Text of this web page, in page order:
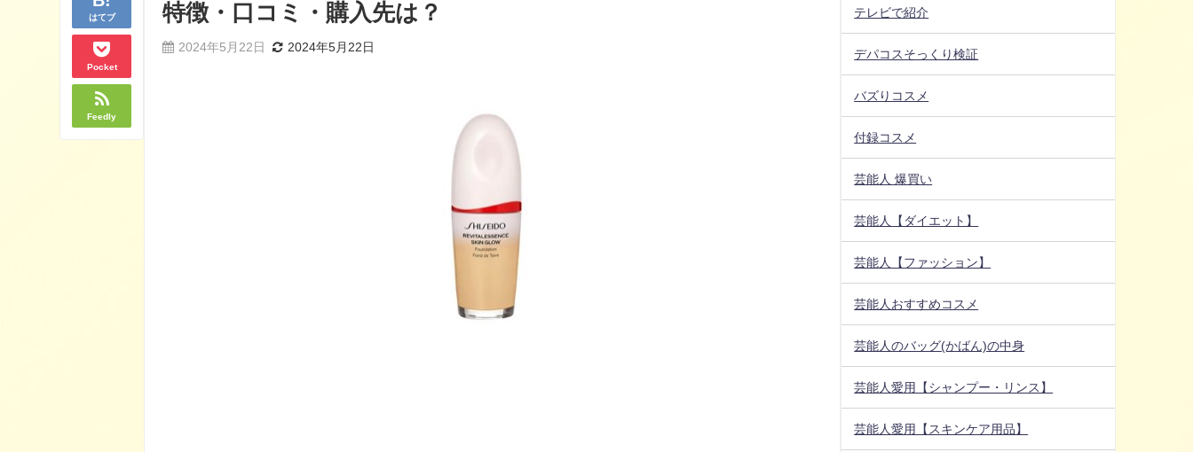
はてブ
Pocket
Feedly
特徴・口コミ・購入先は？
2024年5月22日 2024年5月22日
テレビで紹介
デパコスそっくり検証
バズりコスメ
付録コスメ
芸能人 爆買い
芸能人【ダイエット】
芸能人【ファッション】
芸能人おすすめコスメ
芸能人のバッグ(かばん)の中身
芸能人愛用【シャンプー・リンス】
芸能人愛用【スキンケア用品】